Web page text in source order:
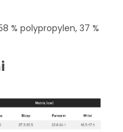
% polypropylen, 37 %